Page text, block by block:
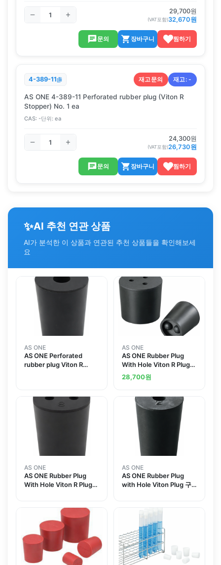
29,700원
(VAT포함)32,670원
문의 장바구니 찜하기
4-389-11 재고문의 재고:-
AS ONE 4-389-11 Perforated rubber plug (Viton R
Stopper) No. 1 ea
CAS: -단위: ea
24,300원
(VAT포함)26,730원
문의 장바구니 찜하기
✨AI 추천 연관 상품
AI가 분석한 이 상품과 연관된 추천 상품들을 확인해보세
요
AS ONE
AS ONE Perforated
rubber plug Viton R
AS ONE
AS ONE Rubber Plug
With Hole Viton R Plug
No.8and others
28,700원
AS ONE
AS ONE Rubber Plug
With Hole Viton R Plug
AS ONE
AS ONE Rubber Plug
with Hole Viton Plug 구